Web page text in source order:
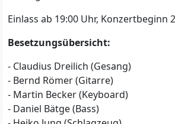
Einlass ab 19:00 Uhr, Konzertbeginn
Besetzungsübersicht:
- Claudius Dreilich (Gesang)
- Bernd Römer (Gitarre)
- Martin Becker (Keyboard)
- Daniel Bätge (Bass)